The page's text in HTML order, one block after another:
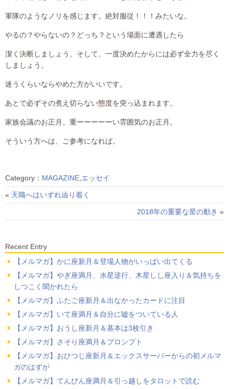
軍隊のようなノリを感じます。絶対服従！！！みたいな。
やるの？やらないの？どっち？という場面に遭遇したら
潔く決断しましょう。そして、一度決めたからには必ず全力を尽く
しましょう。
迷うくらいならやめた方がいいです。
あとで必ずその煮え切らない態度を突っ込まれます。
家族会議のお正月。重ーーーーーい雰囲気のお正月。
そういう方へは、ご参考になれば。
Category： MAGAZINE,エッセイ
« 天職へはいずれ辿り着く
2018年の重要な星の動き »
Recent Entry
【メルマガ】かに座新月＆登場人物がいっぱい出てくる
【メルマガ】やぎ座満月、水星逆行、木星しし座入り＆気持ちを
しつこく聞かれたら
【メルマガ】ふたご座新月＆出なかったカードに注目
【メルマガ】いて座満月＆自分に嘘をついている人
【メルマガ】おうし座新月＆基本は3枚引き
【メルマガ】さそり座満月＆プロンプト
【メルマガ】おひつじ座新月＆エックスサーバーからの初メルマ
ガのはずが
【メルマガ】てんびん座満月＆引っ越しをタロットで読む